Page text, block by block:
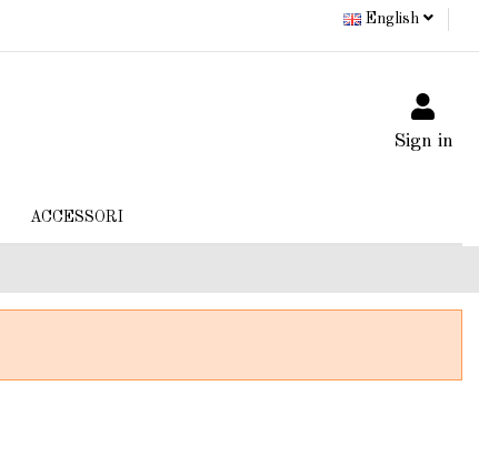
English
Sign in
ACCESSORI